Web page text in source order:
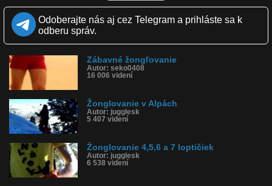
Páči sa: 95% (65 hlasov)
Obľúbené: 19
Komentárov: 35
Tagy: žonglér, žonglovanie, talent, súťaž, zábava, loptičky
História sledovanosti videa:
Odoberajte nás aj cez Telegram a prihláste sa k
odberu správ.
Zábavné žongľovanie
Autor: seko0408
16 006 videní
Žonglovanie v Alpách
Autor: jugglesk
5 407 videní
Žonglovanie 4,5,6 a 7 loptičiek
Autor: jugglesk
6 538 videní